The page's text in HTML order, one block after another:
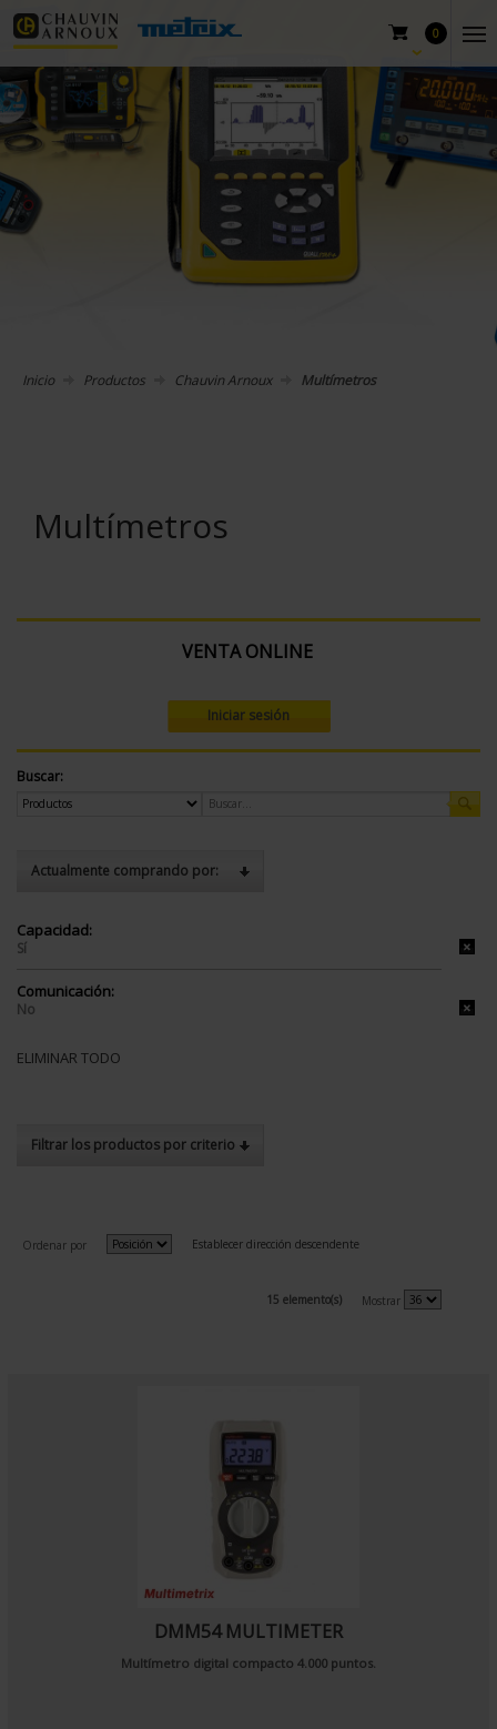
0
Inicio Productos Chauvin Arnoux Multímetros
Multímetros
VENTA ONLINE
Iniciar sesión
Buscar:
Actualmente comprando por:
Capacidad:
Sí
Comunicación:
No
ELIMINAR TODO
Filtrar los productos por criterio
Ordenar por Establecer dirección descendente
15 elemento(s) Mostrar
DMM54 MULTIMETER
Multímetro digital compacto 4.000 puntos.